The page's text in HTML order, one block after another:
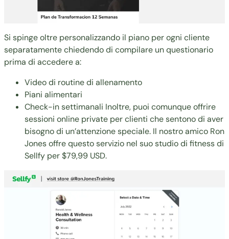
Si spinge oltre personalizzando il piano per ogni cliente
separatamente chiedendo di compilare un questionario
prima di accedere a:
Video di routine di allenamento
Piani alimentari
Check-in settimanali Inoltre, puoi comunque offrire
sessioni online private per clienti che sentono di aver
bisogno di un’attenzione speciale. Il nostro amico Ron
Jonesoffre questo servizio nel suo studio di fitness di
Sellfy per $79,99 USD.